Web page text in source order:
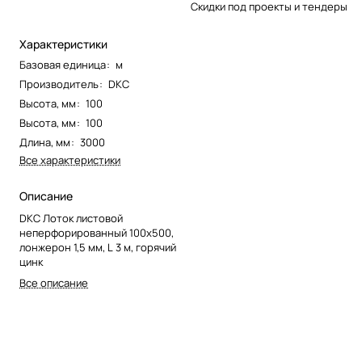
Характеристики
Базовая единица: м
Производитель: DKC
Высота, мм: 100
Высота, мм: 100
Длина, мм: 3000
Все характеристики
Описание
DKC Лоток листовой
неперфорированный 100х500,
лонжерон 1,5 мм, L 3 м, горячий
цинк
Все описание
Скидки под проекты и тендеры